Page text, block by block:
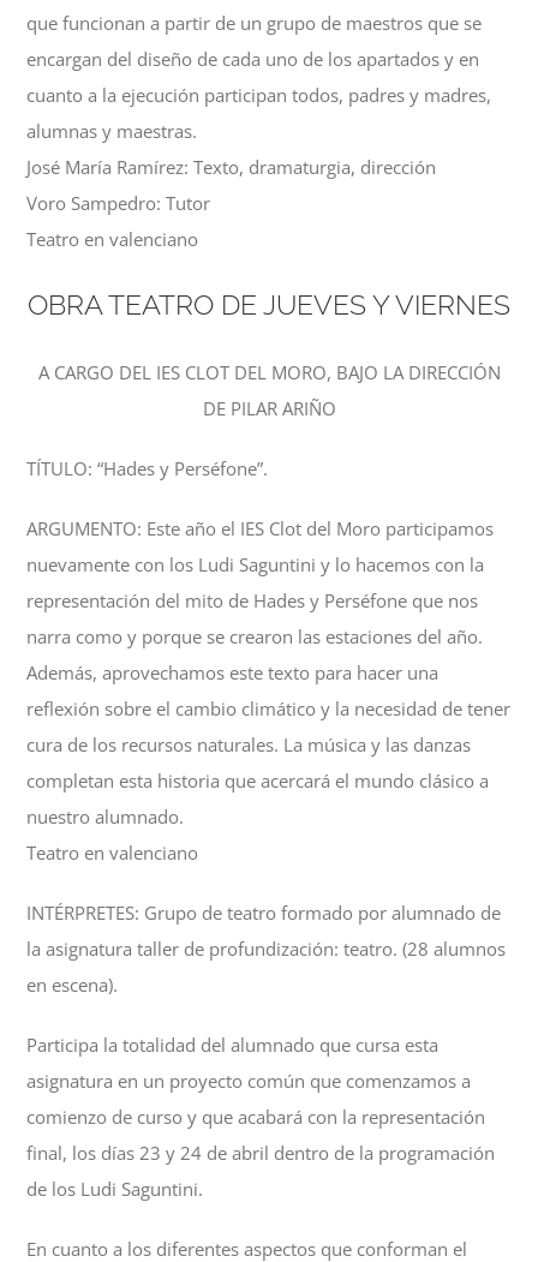
que funcionan a partir de un grupo de maestros que se
encargan del diseño de cada uno de los apartados y en
cuanto a la ejecución participan todos, padres y madres,
alumnas y maestras.
José María Ramírez: Texto, dramaturgia, dirección
Voro Sampedro: Tutor
Teatro en valenciano
OBRA TEATRO DE JUEVES Y VIERNES
A CARGO DEL IES CLOT DEL MORO, BAJO LA DIRECCIÓN
DE PILAR ARIÑO
TÍTULO: “Hades y Perséfone”.
ARGUMENTO: Este año el IES Clot del Moro participamos
nuevamente con los Ludi Saguntini y lo hacemos con la
representación del mito de Hades y Perséfone que nos
narra como y porque se crearon las estaciones del año.
Además, aprovechamos este texto para hacer una
reflexión sobre el cambio climático y la necesidad de tener
cura de los recursos naturales. La música y las danzas
completan esta historia que acercará el mundo clásico a
nuestro alumnado.
Teatro en valenciano
INTÉRPRETES: Grupo de teatro formado por alumnado de
la asignatura taller de profundización: teatro. (28 alumnos
en escena).
Participa la totalidad del alumnado que cursa esta
asignatura en un proyecto común que comenzamos a
comienzo de curso y que acabará con la representación
final, los días 23 y 24 de abril dentro de la programación
de los Ludi Saguntini.
En cuanto a los diferentes aspectos que conforman el